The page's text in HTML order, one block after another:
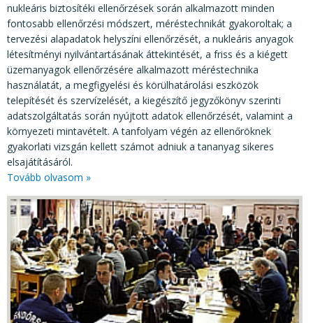
nukleáris biztosítéki ellenőrzések során alkalmazott minden
fontosabb ellenőrzési módszert, méréstechnikát gyakoroltak; a
tervezési alapadatok helyszíni ellenőrzését, a nukleáris anyagok
létesítményi nyilvántartásának áttekintését, a friss és a kiégett
üzemanyagok ellenőrzésére alkalmazott méréstechnika
használatát, a megfigyelési és körülhatárolási eszközök
telepítését és szervízelését, a kiegészítő jegyzőkönyv szerinti
adatszolgáltatás során nyújtott adatok ellenőrzését, valamint a
környezeti mintavételt. A tanfolyam végén az ellenőröknek
gyakorlati vizsgán kellett számot adniuk a tananyag sikeres
elsajátításáról.
Tovább olvasom »